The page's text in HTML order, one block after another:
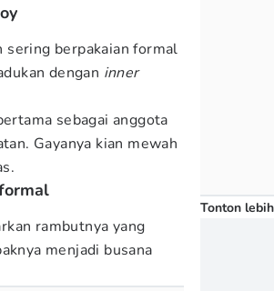
sering berpakaian formal
dengan inner
sebagai anggota
Gayanya kian mewah
rambutnya yang
menjadi busana
Tonton